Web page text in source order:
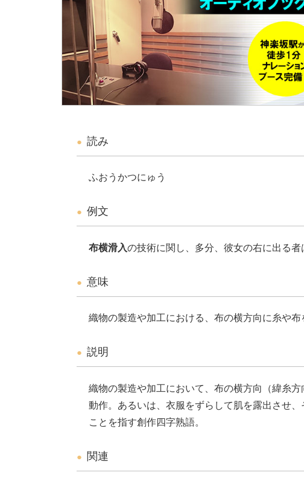
読み
ふおうかつにゅう
例文
布横滑入の技術に関し、多分、彼女の右に出る者
意味
織物の製造や加工における、布の横方向に糸や布
説明
織物の製造や加工において、布の横方向（緯糸
動作。あるいは、衣服をずらして肌を露出させ
ことを指す創作四字熟語。
関連